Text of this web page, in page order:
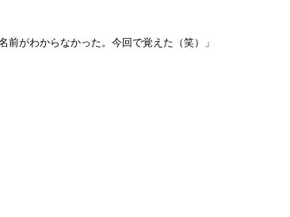
前がわからなかった。今回で覚えた（笑）」